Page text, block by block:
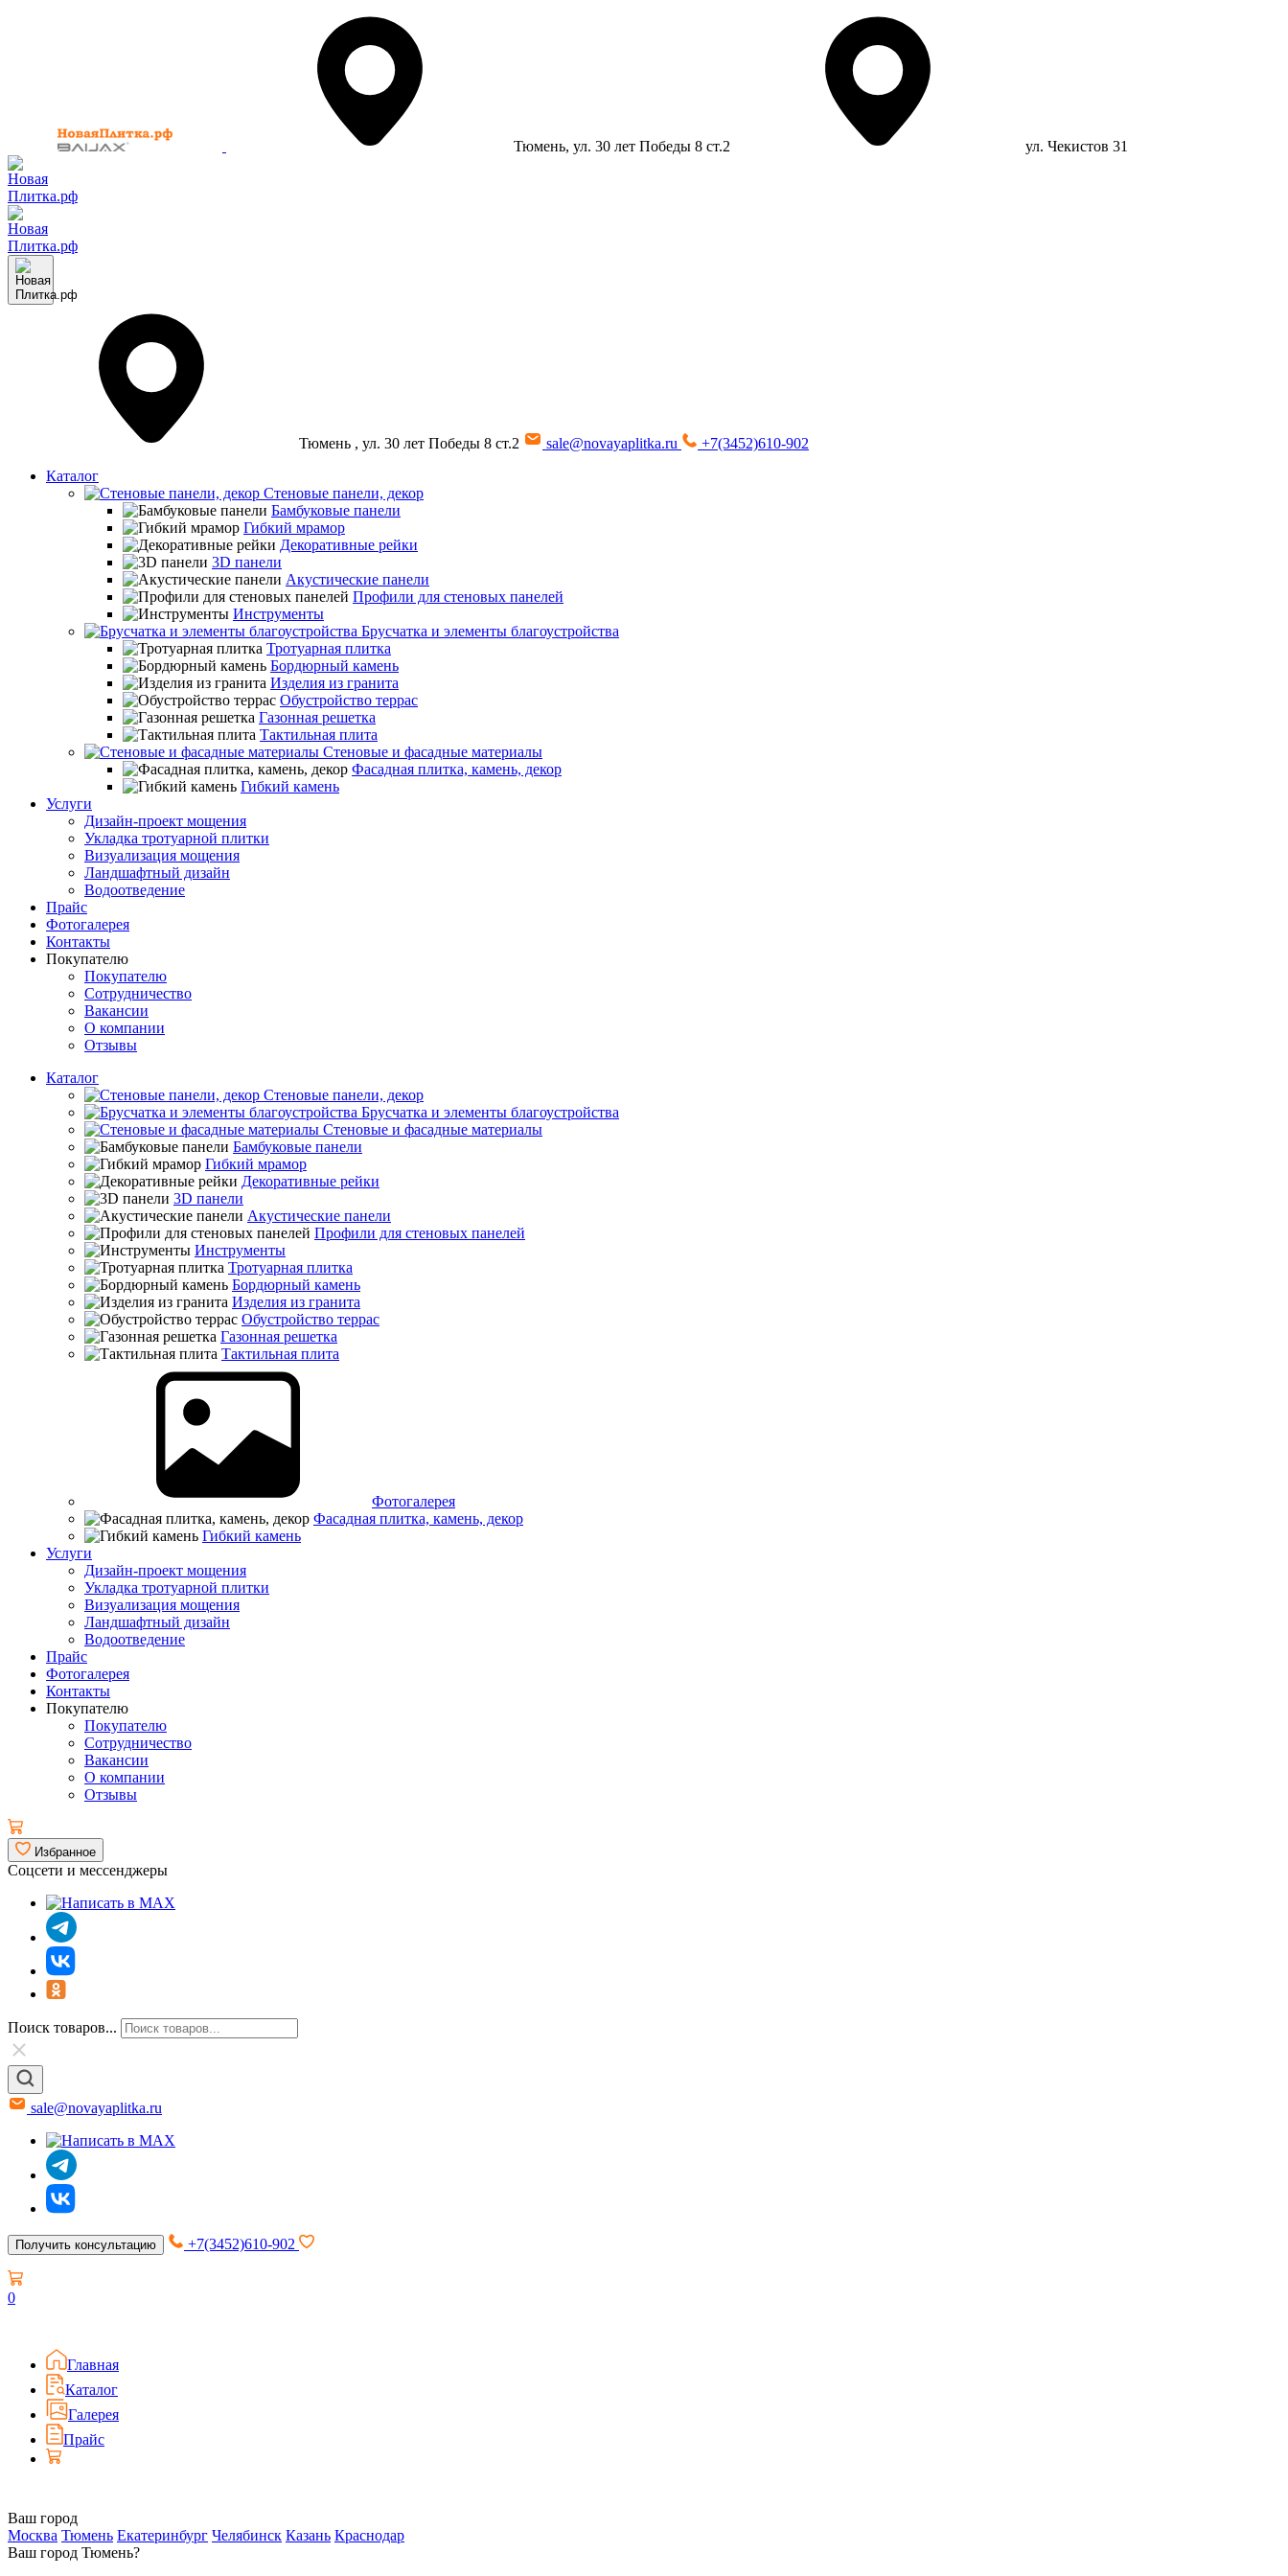
Тюмень, ул. 30 лет Победы 8 ст.2 ул. Чекистов 31
Тюмень , ул. 30 лет Победы 8 ст.2 sale@novayaplitka.ru
+7(3452)610-902
Каталог
Стеновые панели, декор
Бамбуковые панели
Гибкий мрамор
Декоративные рейки
3D панели
Акустические панели
Профили для стеновых панелей
Инструменты
Брусчатка и элементы благоустройства
Тротуарная плитка
Бордюрный камень
Изделия из гранита
Обустройство террас
Газонная решетка
Тактильная плита
Стеновые и фасадные материалы
Фасадная плитка, камень, декор
Гибкий камень
Услуги
Дизайн-проект мощения
Укладка тротуарной плитки
Визуализация мощения
Ландшафтный дизайн
Водоотведение
Прайс
Фотогалерея
Контакты
Покупателю
Покупателю
Сотрудничество
Вакансии
О компании
Отзывы
Каталог
Стеновые панели, декор
Брусчатка и элементы благоустройства
Стеновые и фасадные материалы
Бамбуковые панели
Гибкий мрамор
Декоративные рейки
3D панели
Акустические панели
Профили для стеновых панелей
Инструменты
Тротуарная плитка
Бордюрный камень
Изделия из гранита
Обустройство террас
Газонная решетка
Тактильная плита
Фотогалерея
Фасадная плитка, камень, декор
Гибкий камень
Услуги
Дизайн-проект мощения
Укладка тротуарной плитки
Визуализация мощения
Ландшафтный дизайн
Водоотведение
Прайс
Фотогалерея
Контакты
Покупателю
Покупателю
Сотрудничество
Вакансии
О компании
Отзывы
Избранное
Соцсети и мессенджеры
Поиск товаров...
sale@novayaplitka.ru
Получить консультацию +7(3452)610-902
0
Главная
Каталог
Галерея
Прайс
Ваш город
Москва Тюмень Екатеринбург Челябинск Казань Краснодар
Ваш город Тюмень?